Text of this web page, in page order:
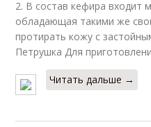
2. В состав кефира входит
обладающая такими же
протирать кожу с
Петрушка Для
Читать дальше →